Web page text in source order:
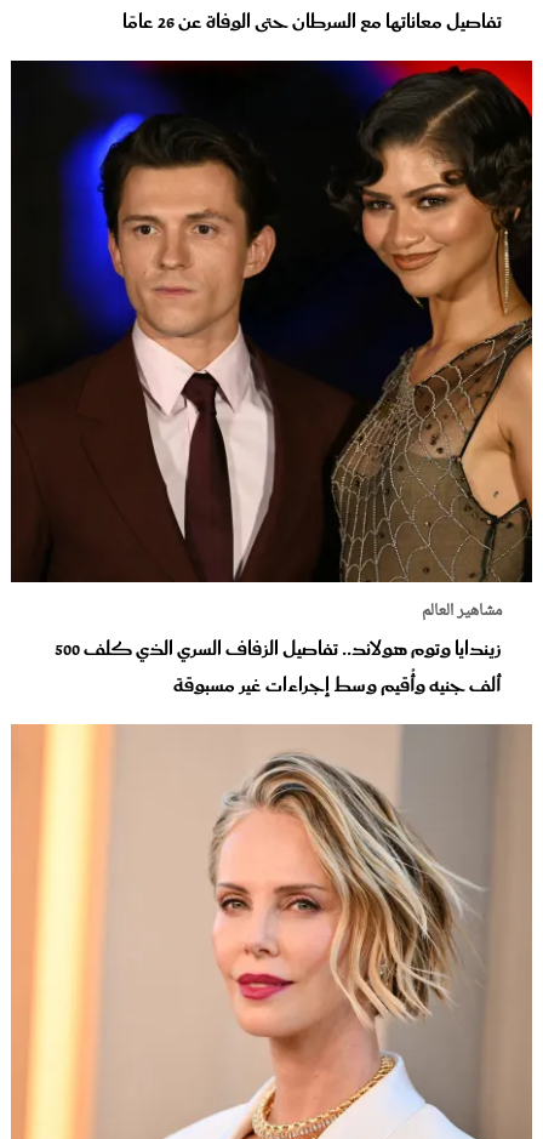
تفاصيل معاناتها مع السرطان حتى الوفاة عن 26 عامًا
مشاهير العالم
زيندايا وتوم هولاند.. تفاصيل الزفاف السري الذي كلف 500
ألف جنيه وأُقيم وسط إجراءات غير مسبوقة